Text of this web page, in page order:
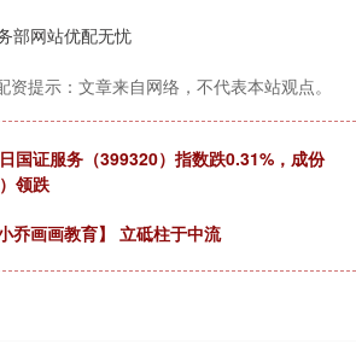
网站优配无忧
资提示：文章来自网络，不代表本站观点。
国证服务（399320）指数跌0.31%，成份
领跌
乔画画教育】 立砥柱于中流